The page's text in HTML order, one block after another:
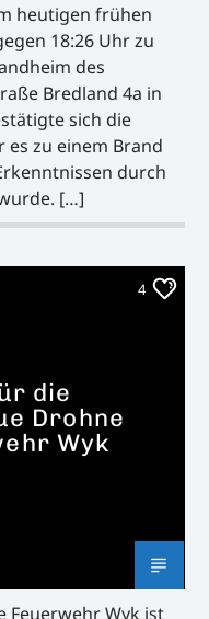
heutigen frühen
18:26 Uhr zu
des
Bredland 4a in
sich die
es zu einem Brand
durch
[…]
4
die
Drohne
Wyk
Feuerwehr Wyk ist